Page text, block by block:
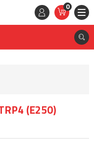
0
STAVKE
0,
RSD
(E250)